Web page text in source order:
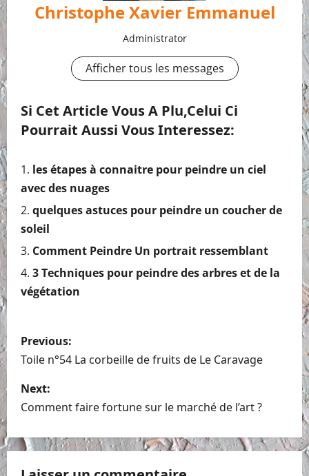
Christophe Xavier Emmanuel
Administrator
Afficher tous les messages
Si Cet Article Vous A Plu,celui Ci
Pourrait Aussi Vous Interessez:
les étapes à connaitre pour peindre un ciel
avec des nuages
quelques astuces pour peindre un coucher de
soleil
Comment Peindre Un portrait ressemblant
3 Techniques pour peindre des arbres et de la
végétation
P
o
s
n
Previous:
Toile n°54 La corbeille de fruits de Le Caravage
Next:
Comment faire fortune sur le marché de l’art ?